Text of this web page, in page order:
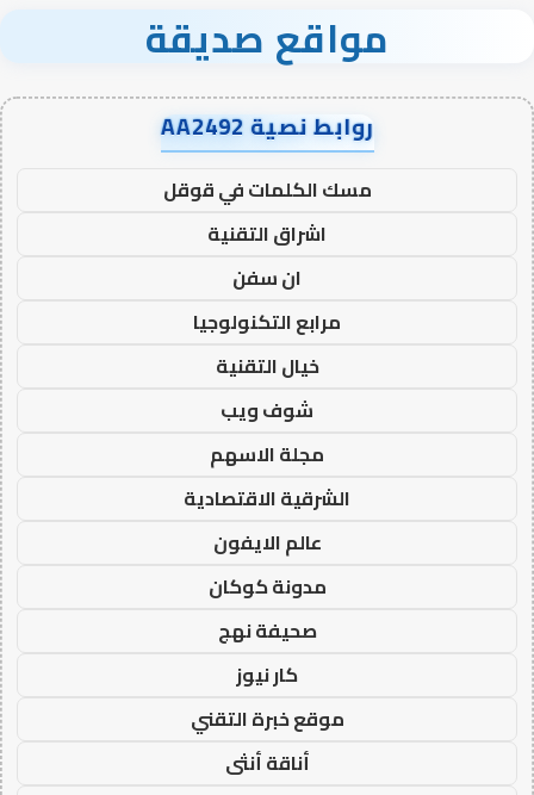
مواقع صديقة
روابط نصية AA2492
مسك الكلمات في قوقل
اشراق التقنية
ان سفن
مرابع التكنولوجيا
خيال التقنية
شوف ويب
مجلة الاسهم
الشرقية الاقتصادية
عالم الايفون
مدونة كوكان
صحيفة نهج
كار نيوز
موقع خبرة التقني
أناقة أنثى